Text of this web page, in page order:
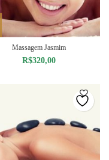
Massagem Jasmim
R$320,00